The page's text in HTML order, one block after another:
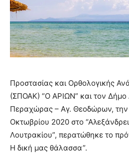
Προστασίας και Ορθολογικής
(ΣΠΟΑΚ) “Ο ΑΡΙΩΝ” και τον Δήμο
Περαχώρας – Αγ. Θεοδώρων,
Οκτωβρίου 2020 στο
Λουτρακίου”, περατώθηκε το
Η δική μας θάλασσα”.